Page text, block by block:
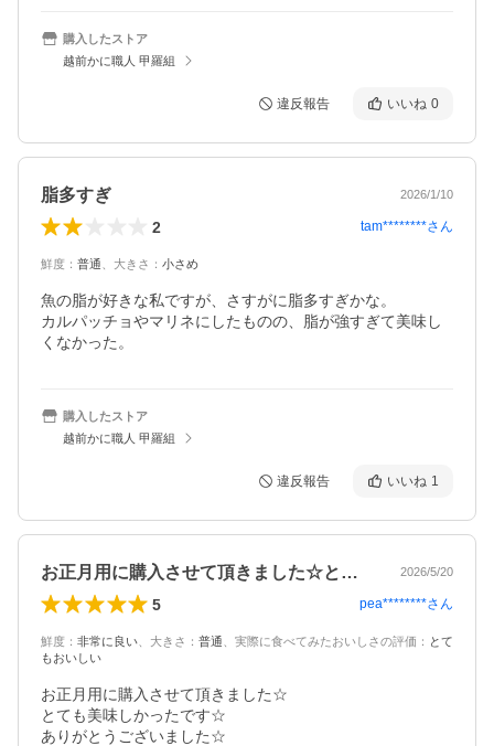
購入したストア
越前かに職人 甲羅組
違反報告 いいね 0
脂多すぎ 2026/1/10
2 tam********さん
鮮度 ： 普通 大きさ ： 小さめ
魚の脂が好きな私ですが、さすがに脂多すぎかな。
カルパッチョやマリネにしたものの、脂が強すぎて美味し
くなかった。
購入したストア
越前かに職人 甲羅組
違反報告 いいね 1
お正月用に購入させて頂きました☆とても… 2026/5/20
5 pea********さん
鮮度 ： 非常に良い 大きさ ： 普通 実際に食べてみたおいしさの評価 ： とて
もおいしい
お正月用に購入させて頂きました☆
とても美味しかったです☆
ありがとうございました☆